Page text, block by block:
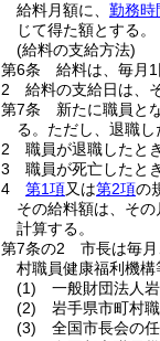
給料月額に、 勤務時
じて得た額とする。
(給料の支給方法)
第6条
給料は、毎月1
2
給料の支給日は、
第7条
新たに職員と
る。 ただし、退職
2
職員が退職したと
3
職員が死亡したと
4
第1項又は第2項の
その給料額は、その
計算する。
第7条の2
市長は毎
村職員健康福利機構
(1)
一般財団法人
(2)
岩手県市町村
(3)
全国市長会の